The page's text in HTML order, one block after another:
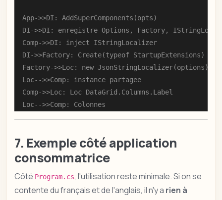
    App->>DI: AddSuperComponents(opts)
DI->>DI: enregistre Options, Factory,
    Comp->>DI: inject IStringLocalizer
    DI->>Factory: Create(typeof StartupExtensions)
    Factory->>Loc: new JsonStringLocalizer(options)
    Loc-->>Comp: instance partagee
    Comp->>Loc: Loc DataGrid.Columns.Label
    Loc-->>Comp: Colonnes
7. Exemple côté application
consommatrice
Côté Program.cs, l'utilisation reste minimale. Si on se
contente du français et de l'anglais, il n'y a rien à